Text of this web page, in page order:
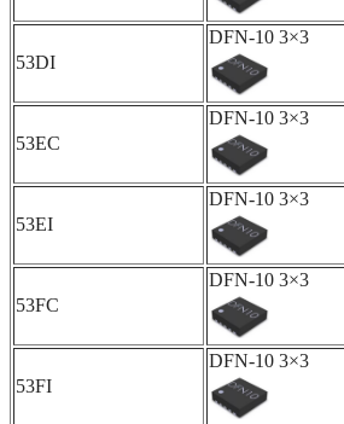
53DI
DFN-10 3×3
53EC
DFN-10 3×3
53EI
DFN-10 3×3
53FC
DFN-10 3×3
53FI
DFN-10 3×3